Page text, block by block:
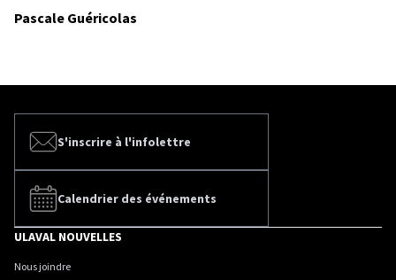
Pascale Guéricolas
S'inscrire à l'infolettre
Calendrier des événements
ULAVAL NOUVELLES
Nous joindre